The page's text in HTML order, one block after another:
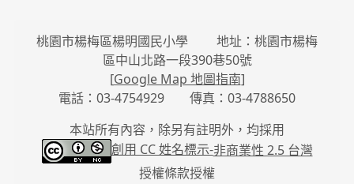
桃園市楊梅區楊明國民小學 地址：桃園市楊梅
區中山北路一段390巷50號
[Google Map 地圖指南]
電話：03-4754929 傳真：03-4788650
本站所有內容，除另有註明外，均採用
創用 CC 姓名標示-非商業性 2.5 台灣
授權條款授權